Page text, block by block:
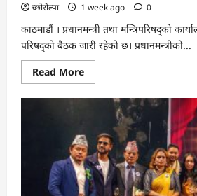
च्छोरोल्पा 1 week ago 0
काठमाडौं । प्रधानमन्त्री तथा मन्त्रिपरिषद्को
परिषद्को बैठक जारी रहेको छ। प्रधानमन्त्रीको...
Read MoreRead
more
प्रधानमन्त्रीको
अध्यक्षतामा
परिषद्
बैठक,
सुरक्षा
चुनौतीमाथि
गम्भीर
छलफल